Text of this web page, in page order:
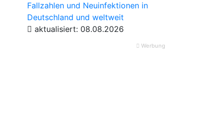
Fallzahlen und Neuinfektionen in
Deutschland und weltweit
aktualisiert: 08.08.2026
Werbung